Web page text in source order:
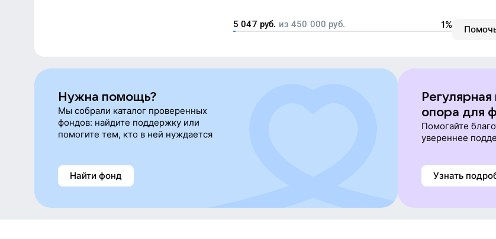
5 047 руб. из450 000 руб. 1%
Нужна помощь?
Мы собрали каталог проверенных
фондов: найдите поддержку или
помогите тем, кто в ней нуждается
Найти фонд
опора для
Помогайте
увереннее
Узнать